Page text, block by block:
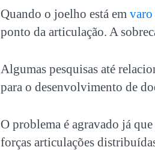
Quando o joelho está em
ponto da articulação. A
Algumas pesquisas até
para o desenvolvimento de
O problema é agravado já
forças articulações